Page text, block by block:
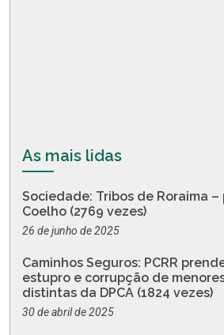
As mais lidas
Sociedade: Tribos de Roraima –
Coelho (2769 vezes)
26 de junho de 2025
Caminhos Seguros: PCRR
estupro e corrupção de
distintas da DPCA (1824 vezes)
30 de abril de 2025